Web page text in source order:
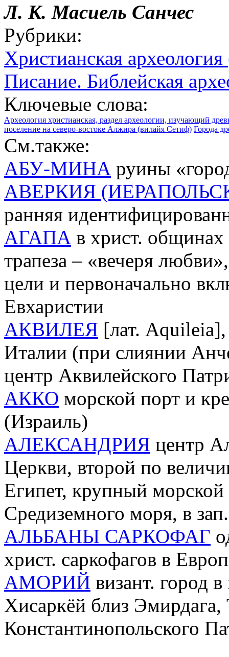
Л. К.Масиель Санчес
Рубрики:
Христианская
Писание. Библейская
Ключевые слова:
Археология христианская, раздел археологии, изучающий
поселение на северо-востоке Алжира (вилайя Сетиф) Города
См.также:
АБУ-МИНА руины
АВЕРКИЯ
ранняя
АГАПА в христ. общинах
трапеза – «вечеря
цели и первоначально
Евхаристии
АКВИЛЕЯ [лат.
Италии (при слиянии
центр Аквилейского
АККО морской порт и
(Израиль)
АЛЕКСАНДРИЯ центр
Церкви, второй по
Египет, крупный
Средиземного моря, в
АЛЬБАНЫ САРКОФАГ
христ. саркофагов в
АМОРИЙ визант. город
Хисаркёй близ
Константинопольского